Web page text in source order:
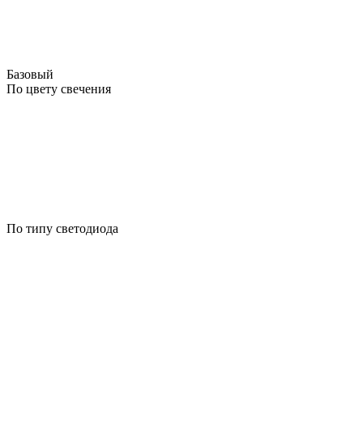
Базовый
По цвету свечения
По типу светодиода